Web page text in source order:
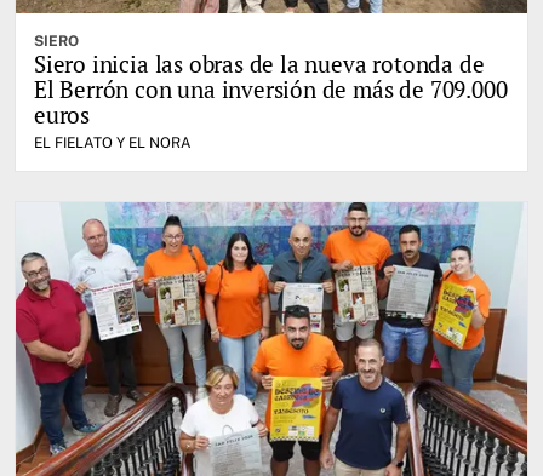
SIERO
Siero inicia las obras de la nueva rotonda de
El Berrón con una inversión de más de 709.000
euros
EL FIELATO Y EL NORA